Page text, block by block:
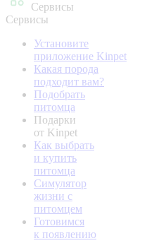
Сервисы
Сервисы
Установите
приложение Kinpet
Какая порода
подходит вам?
Подобрать
питомца
Подарки
от Kinpet
Как выбрать
и купить
питомца
Симулятор
жизни с
питомцем
Готовимся
к появлению